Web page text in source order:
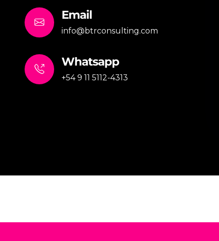
Email
info@btrconsulting.com
Whatsapp
+54 9 11 5112-4313